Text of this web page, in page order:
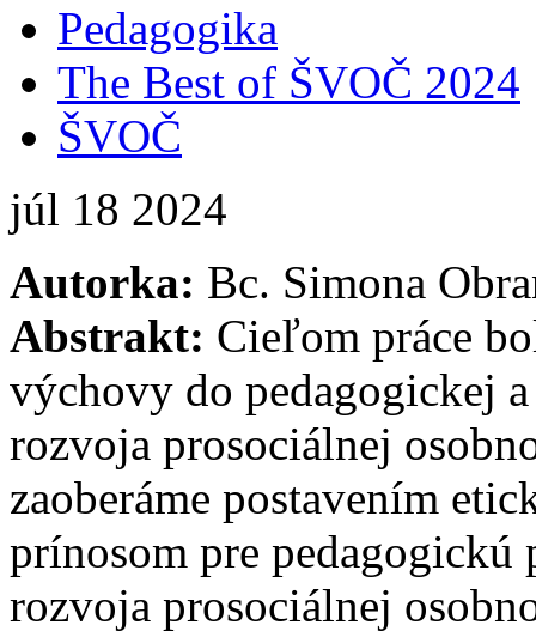
Pedagogika
The Best of ŠVOČ 2024
ŠVOČ
júl 18 2024
Autorka: Bc. Simona
Abstrakt: Cieľom práce
výchovy do pedagogickej
rozvoja prosociálnej
zaoberáme postavením
prínosom pre pedagogickú
rozvoja prosociálnej